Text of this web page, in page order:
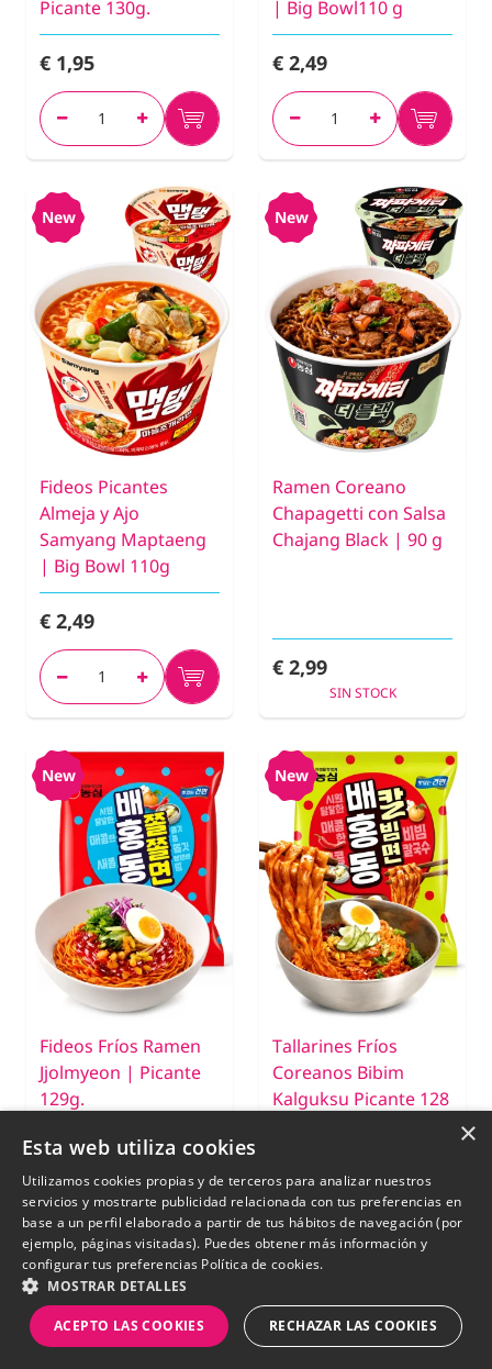
Picante 130g.
€ 1,95
| Big Bowl110 g
€ 2,49
New
Fideos Picantes
Almeja y Ajo
Samyang Maptaeng
| Big Bowl 110g
€ 2,49
New
Ramen Coreano
Chapagetti con Salsa
Chajang Black | 90 g
€ 2,99
SIN STOCK
New
Fideos Fríos Ramen
Jjolmyeon | Picante
129g.
€ 2,55
New
Tallarines Fríos
Coreanos Bibim
Kalguksu Picante 128
€ 2,55
New
×
Esta web utiliza cookies
Utilizamos cookies propias y de terceros para analizar nuestros
servicios y mostrarte publicidad relacionada con tus preferencias en
base a un perfil elaborado a partir de tus hábitos de navegación (por
ejemplo, páginas visitadas). Puedes obtener más información y
configurar tus preferencias Política de cookies.
MOSTRAR DETALLES
ACEPTO LAS COOKIES RECHAZAR LAS COOKIES